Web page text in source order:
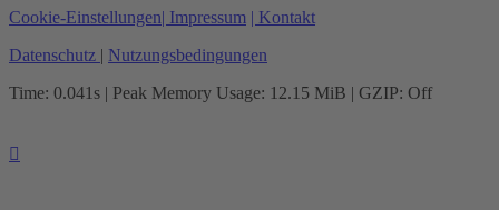
Cookie-Einstellungen| Impressum | Kontakt
Datenschutz | Nutzungsbedingungen
Time: 0.041s | Peak Memory Usage: 12.15 MiB | GZIP: Off